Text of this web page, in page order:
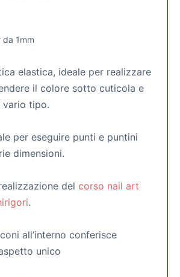
1mm
elastica, ideale per realizzare
il colore sotto cuticola e
vario tipo.
per eseguire punti e puntini
dimensioni.
del corso nail art
.
all’interno conferisce
unico